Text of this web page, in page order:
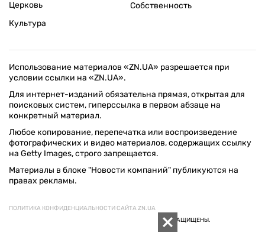
Церковь
Культура
Собственность
Использование материалов «ZN.UA» разрешается при
условии ссылки на «ZN.UA».
Для интернет-изданий обязательна прямая, открытая для
поисковых систем, гиперссылка в первом абзаце на
конкретный материал.
Любое копирование, перепечатка или воспроизведение
фотографических и видео материалов, содержащих ссылку
на Getty Images, строго запрещается.
Материалы в блоке "Новости компаний" публикуются на
правах рекламы.
ПОЛИТИКА КОНФИДЕНЦИАЛЬНОСТИ САЙТА ZN.UA
© 1994–2026 «ЗЕРКАЛО НЕДЕЛИ. УКРАИНА». ВСЕ ПРАВА ЗАЩИЩЕНЫ.